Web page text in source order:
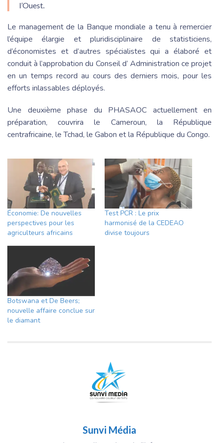
l’Ouest.
Le management de la Banque mondiale a tenu à remercier
l’équipe élargie et pluridisciplinaire de statisticiens,
d’économistes et d’autres spécialistes qui a élaboré et
conduit à l’approbation du Conseil d’ Administration ce projet
en un temps record au cours des derniers mois, pour les
efforts inlassables déployés.
Une deuxième phase du PHASAOC actuellement en
préparation, couvrira le Cameroun, la République
centrafricaine, le Tchad, le Gabon et la République du Congo.
Économie: De nouvelles
perspectives pour les
agriculteurs africains
Test PCR : Le prix
harmonisé de la CEDEAO
divise toujours
Botswana et De Beers;
nouvelle affaire conclue sur
le diamant
Sunvi Média